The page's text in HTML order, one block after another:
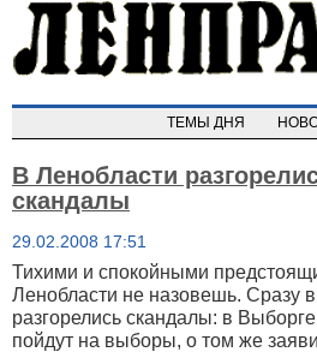
ТЕМЫ ДНЯ
В Ленобласти
скандалы
29.02.2008 17:51
Тихими и спокойными
Ленобласти не назовешь. Сразу
разгорелись скандалы: в
пойдут на выборы, о том же